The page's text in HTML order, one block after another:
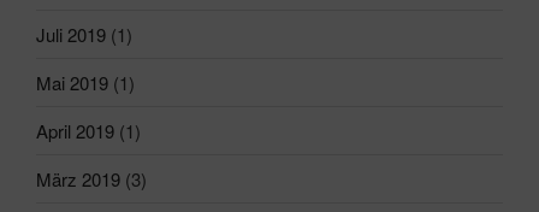
Juli 2019 (1)
Mai 2019 (1)
April 2019 (1)
März 2019 (3)